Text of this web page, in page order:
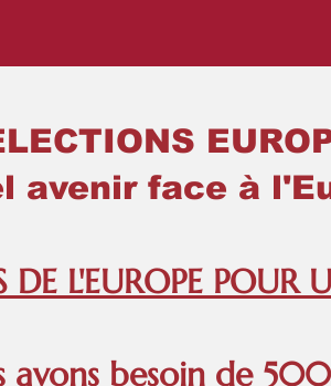
face à
DE L'EUROPE POUR
avons besoin de